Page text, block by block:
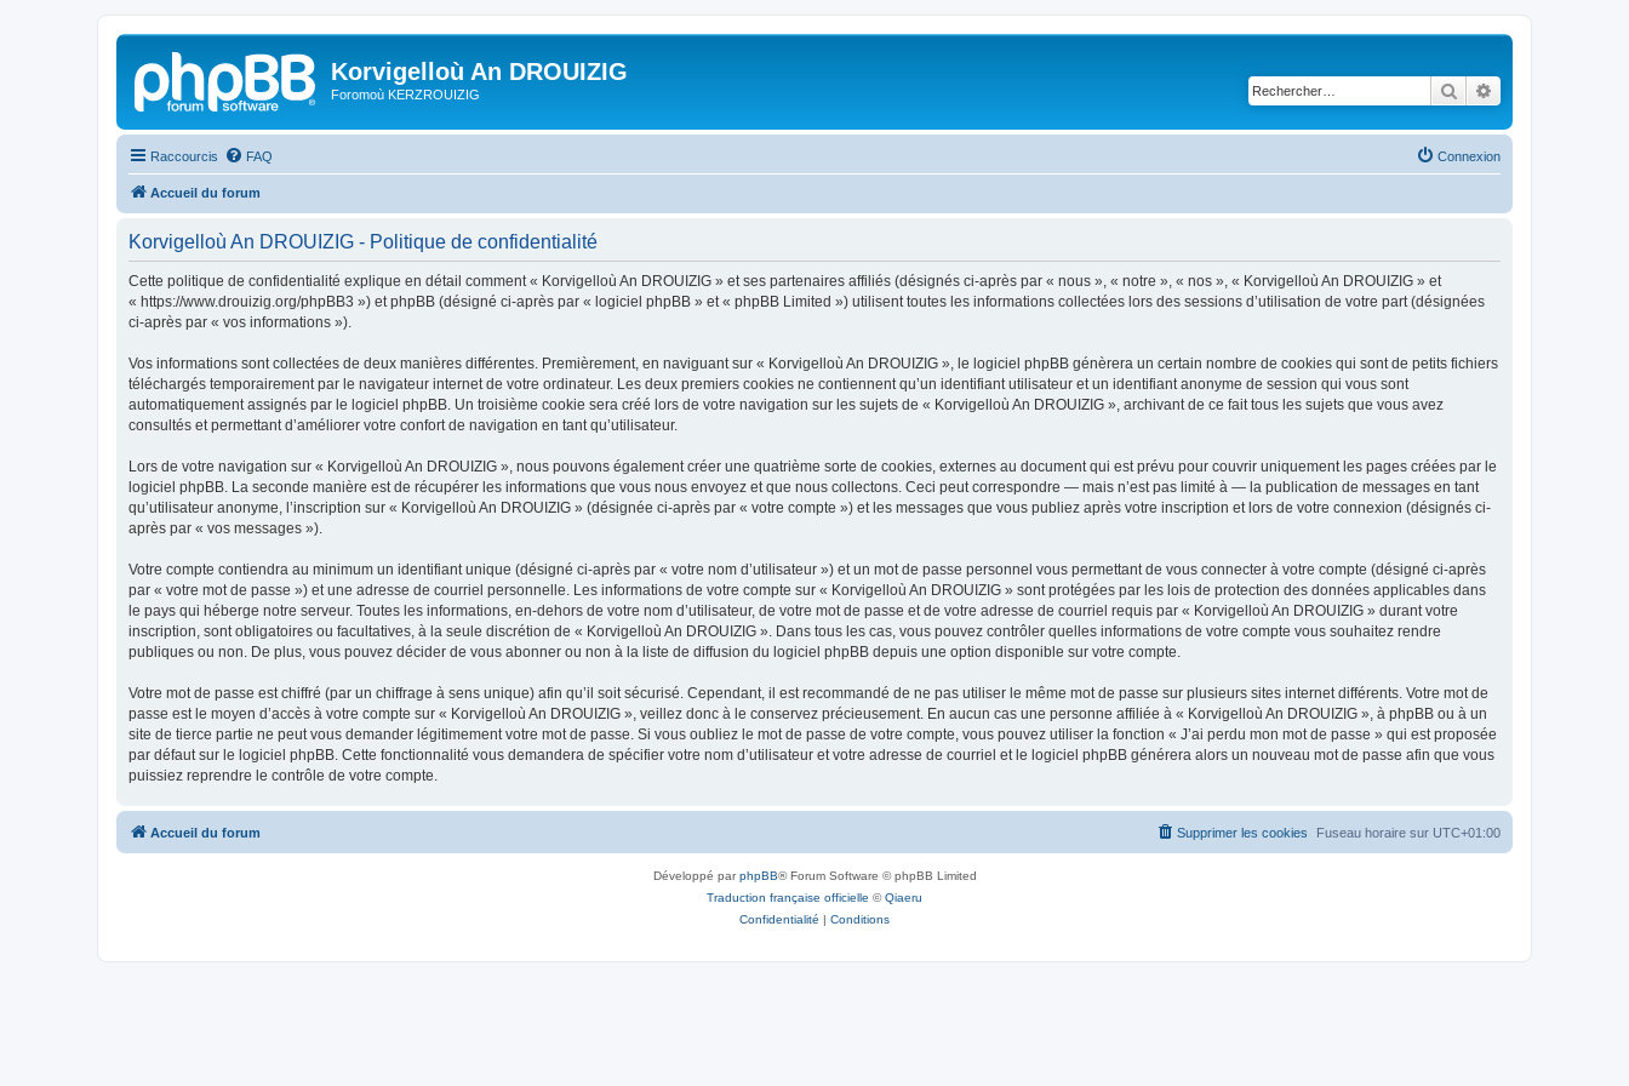
Korvigelloù An DROUIZIG
Foromoù KERZROUIZIG Rechercher
Raccourcis FAQ Connexion
Accueil du forum
Korvigelloù An DROUIZIG - Politique de confidentialité
Cette politique de confidentialité explique en détail comment « Korvigelloù An DROUIZIG » et ses partenaires affiliés (désignés ci-après par « nous », « notre », « nos », « Korvigelloù An DROUIZIG » et
« https://www.drouizig.org/phpBB3 ») et phpBB (désigné ci-après par « logiciel phpBB » et « phpBB Limited ») utilisent toutes les informations collectées lors des sessions d’utilisation de votre part (désignées
ci-après par « vos informations »).
Vos informations sont collectées de deux manières différentes. Premièrement, en naviguant sur « Korvigelloù An DROUIZIG », le logiciel phpBB génèrera un certain nombre de cookies qui sont de petits fichiers
téléchargés temporairement par le navigateur internet de votre ordinateur. Les deux premiers cookies ne contiennent qu’un identifiant utilisateur et un identifiant anonyme de session qui vous sont
automatiquement assignés par le logiciel phpBB. Un troisième cookie sera créé lors de votre navigation sur les sujets de « Korvigelloù An DROUIZIG », archivant de ce fait tous les sujets que vous avez
consultés et permettant d’améliorer votre confort de navigation en tant qu’utilisateur.
Lors de votre navigation sur « Korvigelloù An DROUIZIG », nous pouvons également créer une quatrième sorte de cookies, externes au document qui est prévu pour couvrir uniquement les pages créées par le
logiciel phpBB. La seconde manière est de récupérer les informations que vous nous envoyez et que nous collectons. Ceci peut correspondre — mais n’est pas limité à — la publication de messages en tant
qu’utilisateur anonyme, l’inscription sur « Korvigelloù An DROUIZIG » (désignée ci-après par « votre compte ») et les messages que vous publiez après votre inscription et lors de votre connexion (désignés ci-
après par « vos messages »).
Votre compte contiendra au minimum un identifiant unique (désigné ci-après par « votre nom d’utilisateur ») et un mot de passe personnel vous permettant de vous connecter à votre compte (désigné ci-après
par « votre mot de passe ») et une adresse de courriel personnelle. Les informations de votre compte sur « Korvigelloù An DROUIZIG » sont protégées par les lois de protection des données applicables dans
le pays qui héberge notre serveur. Toutes les informations, en-dehors de votre nom d’utilisateur, de votre mot de passe et de votre adresse de courriel requis par « Korvigelloù An DROUIZIG » durant votre
inscription, sont obligatoires ou facultatives, à la seule discrétion de « Korvigelloù An DROUIZIG ». Dans tous les cas, vous pouvez contrôler quelles informations de votre compte vous souhaitez rendre
publiques ou non. De plus, vous pouvez décider de vous abonner ou non à la liste de diffusion du logiciel phpBB depuis une option disponible sur votre compte.
Votre mot de passe est chiffré (par un chiffrage à sens unique) afin qu’il soit sécurisé. Cependant, il est recommandé de ne pas utiliser le même mot de passe sur plusieurs sites internet différents. Votre mot de
passe est le moyen d’accès à votre compte sur « Korvigelloù An DROUIZIG », veillez donc à le conservez précieusement. En aucun cas une personne affiliée à « Korvigelloù An DROUIZIG », à phpBB ou à un
site de tierce partie ne peut vous demander légitimement votre mot de passe. Si vous oubliez le mot de passe de votre compte, vous pouvez utiliser la fonction « J’ai perdu mon mot de passe » qui est proposée
par défaut sur le logiciel phpBB. Cette fonctionnalité vous demandera de spécifier votre nom d’utilisateur et votre adresse de courriel et le logiciel phpBB générera alors un nouveau mot de passe afin que vous
puissiez reprendre le contrôle de votre compte.
Accueil du forum Fuseau horaire sur UTC+01:00
Supprimer les cookies
Développé parphpBB® Forum Software © phpBB Limited
Traduction française officielle ©Qiaeru
Confidentialité | Conditions